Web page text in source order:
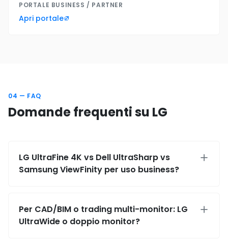
PORTALE BUSINESS / PARTNER
Apri portale
04 — FAQ
Domande frequenti su LG
LG UltraFine 4K vs Dell UltraSharp vs
Samsung ViewFinity per uso business?
Per CAD/BIM o trading multi-monitor: LG
UltraWide o doppio monitor?